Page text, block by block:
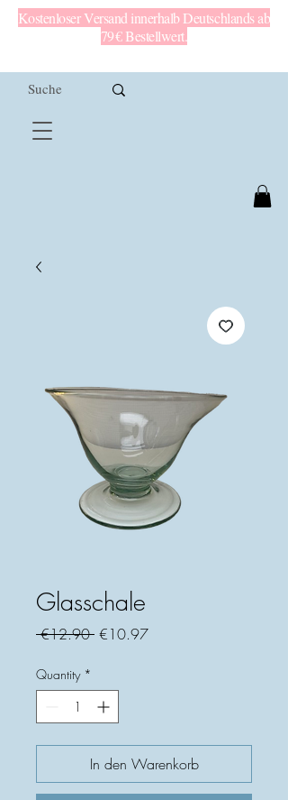
Kostenloser Versand innerhalb Deutschlands ab
79 € Bestellwert.
Glasschale
€12.90 Regular
€10.97Sale
Quantity *
In den Warenkorb